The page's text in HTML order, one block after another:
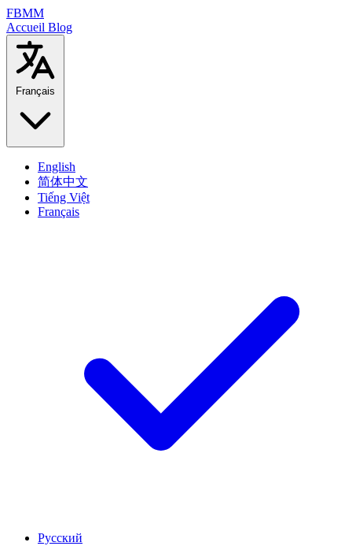
FBMM
Accueil Blog
Français
English
简体中文
Tiếng Việt
Français
Русский